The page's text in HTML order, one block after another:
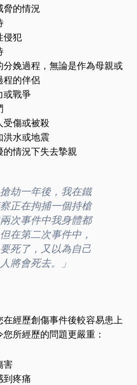
脅的情況
侵犯
分娩過程，無論是作為母親或
程的伴侶
或戰爭
受傷或被殺
洪水或地震
的情況下失去摯親
搶劫一年後，我在鐵
正在拘捕一個持槍
次事件中我身體都
在第二次事件中，
死了，又以為自己
將會死去。」
經歷創傷事件後較容易患上
所經歷的問題更嚴重：
害
到疼痛